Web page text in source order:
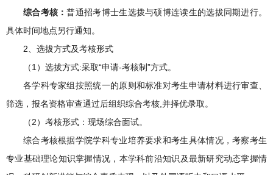
综合考核：普通招考博士生选拨与硕博连读生的选拔同期进行。
具体时间地点另行通知。
2、选拔方式及考核形式
（1）选拔方式:采取“申请-考核制”方式。
各学科专家组按照统一的原则和标准对考生申请材料进行审查、
筛选，报名资格审查通过后组织综合考核,并择优录取。
（2）考核形式：现场综合面试。
综合考核根据学院学科专业培养要求和考生具体情况，考察考生
专业基础理论知识掌握情况，本学科前沿知识及最新研究动态掌握情